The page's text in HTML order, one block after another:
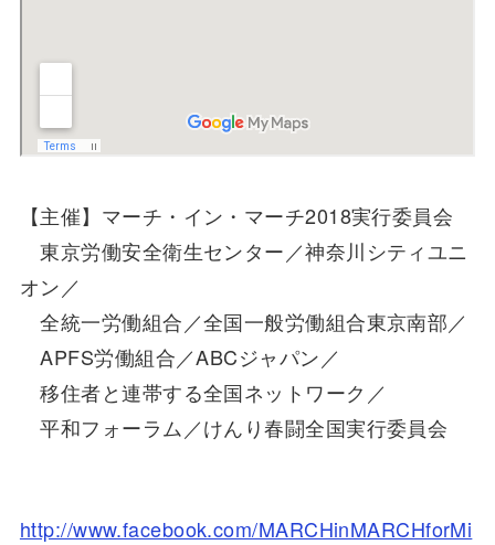
【主催】マーチ・イン・マーチ2018実行委員会
東京労働安全衛生センター／神奈川シティユニ
オン／
全統一労働組合／全国一般労働組合東京南部／
APFS労働組合／ABCジャパン／
移住者と連帯する全国ネットワーク／
平和フォーラム／けんり春闘全国実行委員会
http://www.facebook.com/MARCHinMARCHforMi